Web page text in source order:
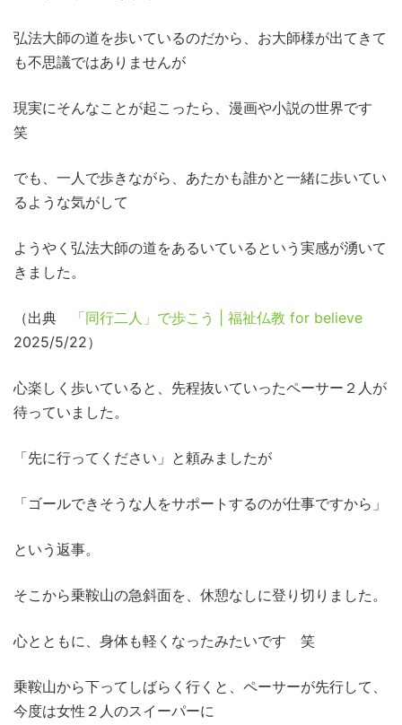
弘法大師の道を歩いているのだから、お大師様が出てきて
も不思議ではありませんが
現実にそんなことが起こったら、漫画や小説の世界です
笑
でも、一人で歩きながら、あたかも誰かと一緒に歩いてい
るような気がして
ようやく弘法大師の道をあるいているという実感が湧いて
きました。
（出典
「同行二人」で歩こう | 福祉仏教 for believe
2025/5/22）
心楽しく歩いていると、先程抜いていったペーサー２人が
待っていました。
「先に行ってください」と頼みましたが
「ゴールできそうな人をサポートするのが仕事ですから」
という返事。
そこから乗鞍山の急斜面を、休憩なしに登り切りました。
心とともに、身体も軽くなったみたいです 笑
乗鞍山から下ってしばらく行くと、ペーサーが先行して、
今度は女性２人のスイーパーに